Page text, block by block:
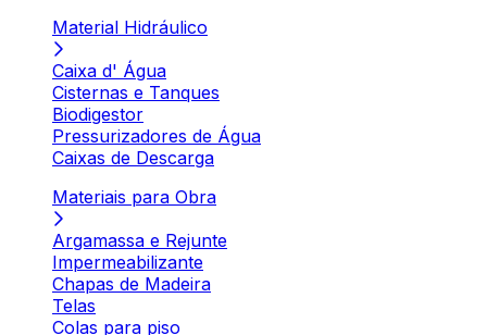
Material Hidráulico
Caixa d' Água
Cisternas e Tanques
Biodigestor
Pressurizadores de Água
Caixas de Descarga
Materiais para Obra
Argamassa e Rejunte
Impermeabilizante
Chapas de Madeira
Telas
Colas para piso